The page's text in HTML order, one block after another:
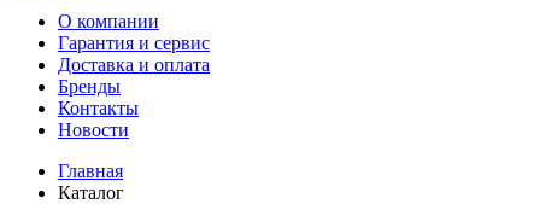
О компании
Гарантия и сервис
Доставка и оплата
Бренды
Контакты
Новости
Главная
Каталог